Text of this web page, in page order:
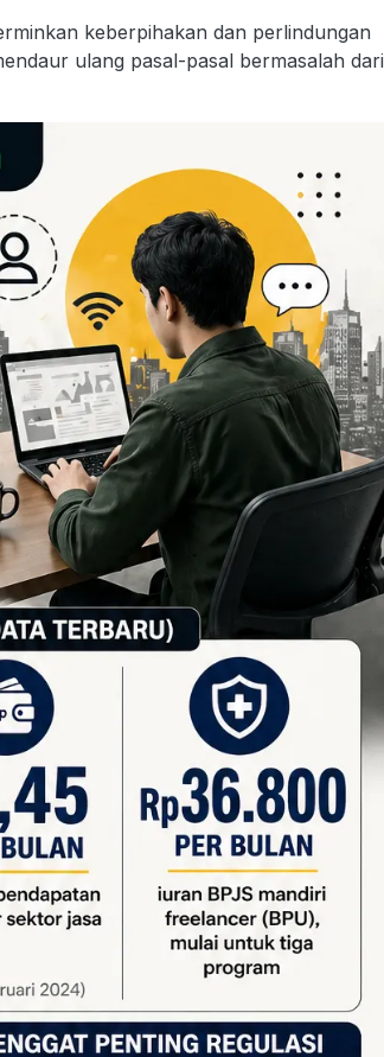
keberpihakan dan perlindungan
ulang pasal-pasal bermasalah dari